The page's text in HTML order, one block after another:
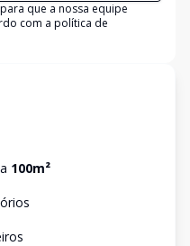
que a nossa equipe
com a política de
100m²
s
s